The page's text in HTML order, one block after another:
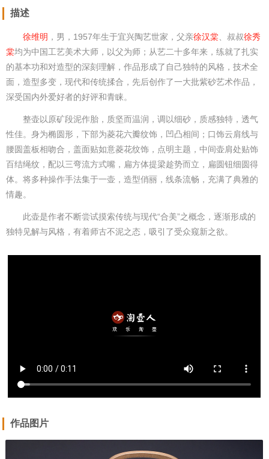
描述
徐维明 ，男，1957年生于宜兴陶艺世家，父亲徐汉棠 、叔叔徐秀
棠均为中国工艺美术大师，以父为师；从艺二十多年来，练就了扎实
的基本功和对造型的深刻理解，作品形成了自己独特的风格，技术全
面，造型多变，现代和传统揉合，先后创作了一大批紫砂艺术作品，
深受国内外爱好者的好评和青睐。
整壶以原矿段泥作胎，质坚而温润，调以细砂，质感独特，透气
性佳。身为椭圆形，下部为菱花六瓣纹饰，凹凸相间；口饰云肩线与
腰圆盖板相吻合，盖面贴如意菱花纹饰，点明主题，中间壶肩处贴饰
百结绳纹，配以三弯流方式嘴，扁方体提梁趁势而立，扁圆钮细圆得
体。将多种操作手法集于一壶，造型俏丽，线条流畅，充满了典雅的
情趣。
此壶是作者不断尝试摸索传统与现代“合美”之概念，逐渐形成的
独特见解与风格，有着师古不泥之态，吸引了受众窥新之欲。
作品图片